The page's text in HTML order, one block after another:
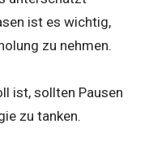
ist es wichtig,
zu nehmen.
ist, sollten Pausen
zu tanken.